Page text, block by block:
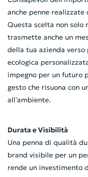
anche penne
Questa scelta non
trasmette anche un
della tua azienda verso
ecologica
impegno per un futuro
gesto che risuona con
all'ambiente.
Durata e Visibilità
Una penna di qualità
brand visibile per un
rende un investimento